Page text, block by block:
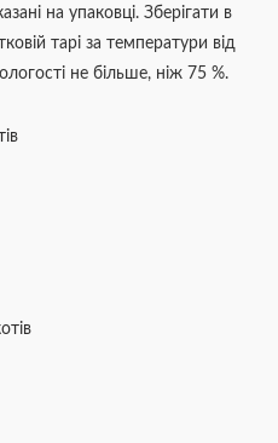
на упаковці. Зберігати в
тарі за температури від
не більше, ніж 75 %.